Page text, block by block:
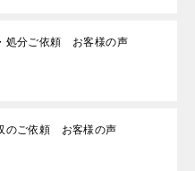
処分ご依頼 お客様の声
のご依頼 お客様の声